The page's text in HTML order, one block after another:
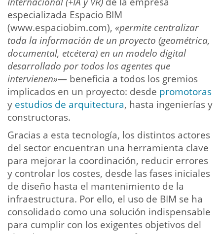
especializada Espacio BIM
(www.espaciobim.com), «permite centralizar
toda la información de un proyecto (geométrica,
documental, etcétera) en un modelo digital
desarrollado por todos los agentes que
intervienen»— beneficia a todos los gremios
implicados en un proyecto: desde promotoras
y estudios de arquitectura, hasta ingenierías y
constructoras.
Gracias a esta tecnología, los distintos actores
del sector encuentran una herramienta clave
para mejorar la coordinación, reducir errores
y controlar los costes, desde las fases iniciales
de diseño hasta el mantenimiento de la
infraestructura. Por ello, el uso de BIM se ha
consolidado como una solución indispensable
para cumplir con los exigentes objetivos del